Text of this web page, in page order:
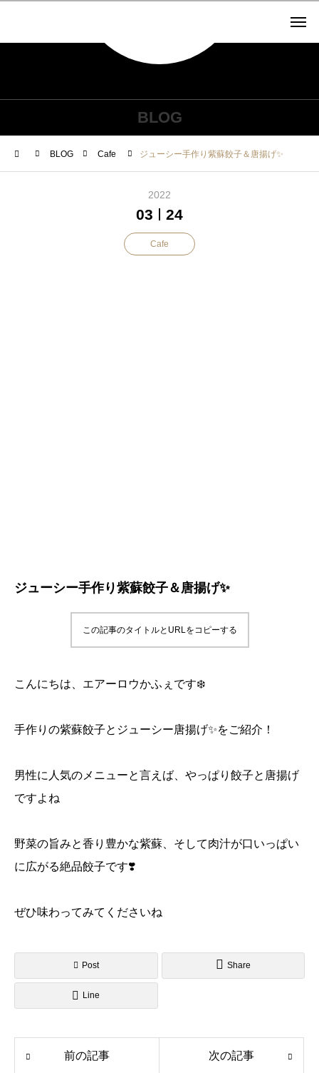
BLOG
BLOG Cafe ジューシー手作り紫蘇餃子＆唐揚げ✨
2022
03 24
Cafe
ジューシー手作り紫蘇餃子＆唐揚げ✨
この記事のタイトルとURLをコピーする
こんにちは、エアーロウかふぇです❄️
手作りの紫蘇餃子とジューシー唐揚げ✨をご紹介！
男性に人気のメニューと言えば、やっぱり餃子と唐揚げ
ですよね
野菜の旨みと香り豊かな紫蘇、そして肉汁が口いっぱい
に広がる絶品餃子です❣️
ぜひ味わってみてくださいね
Post Share
Line
前の記事 次の記事